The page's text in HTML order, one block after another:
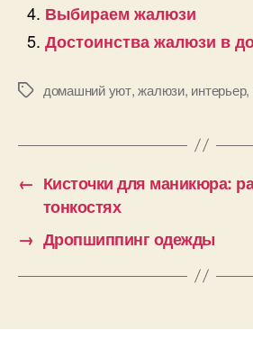
Выбираем жалюзи
Достоинства жалюзи в
Позначкидомашний уют,жалюзи, интерьер,
← Кисточки для маникюра:
тонкостях
→ Дропшиппинг одежды